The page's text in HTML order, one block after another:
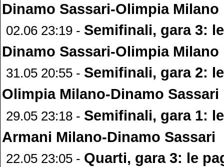
Dinamo Sassari-Olimpia Milano
02.06 23:19 - Semifinali, gara 3:
Dinamo Sassari-Olimpia Milano
31.05 20:55 - Semifinali, gara 2:
Olimpia Milano-Dinamo Sassari
29.05 23:18 - Semifinali, gara 1:
Armani Milano-Dinamo Sassari
22.05 23:05 - Quarti, gara 3: le